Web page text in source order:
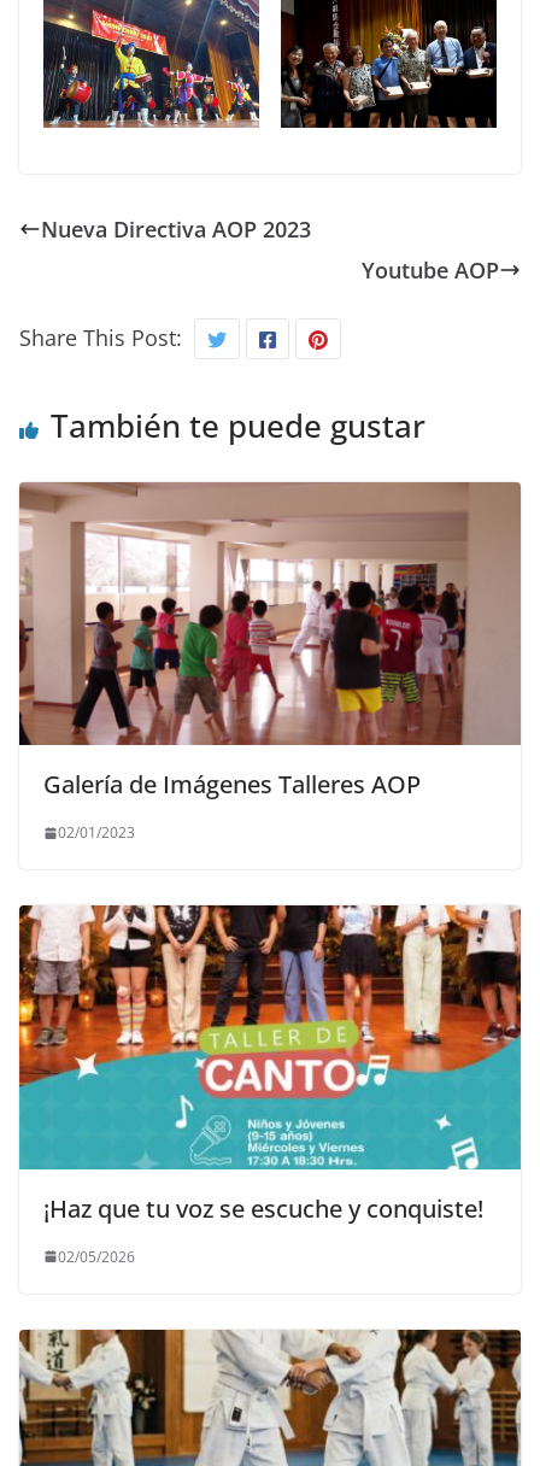
Nueva Directiva AOP 2023
Youtube AOP
Share This Post:
También te puede gustar
Galería de Imágenes Talleres AOP
02/01/2023
¡Haz que tu voz se escuche y conquiste!
02/05/2026